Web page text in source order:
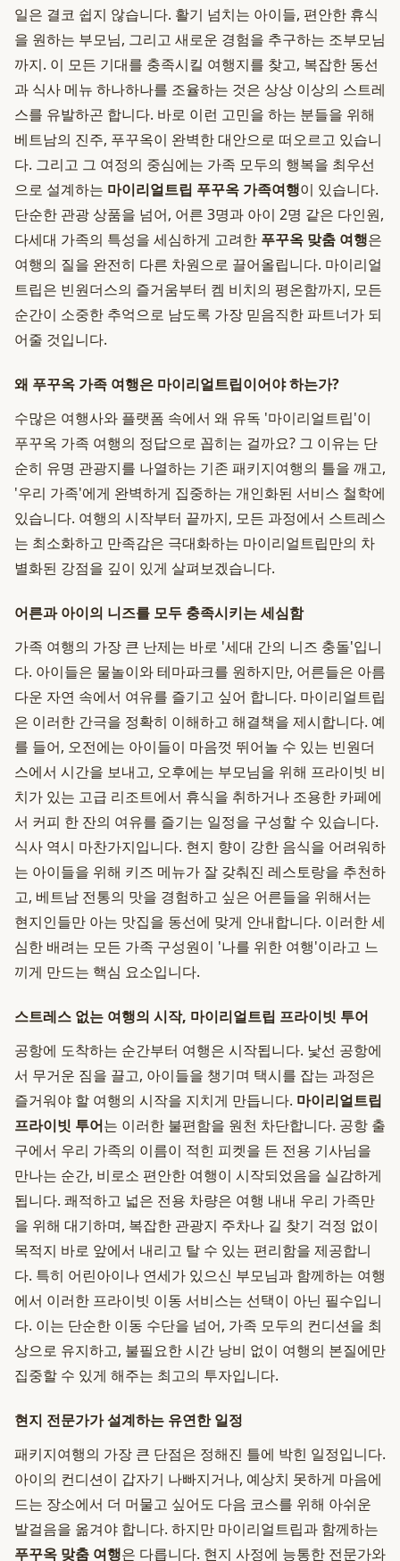
일은 결코 쉽지 않습니다. 활기 넘치는 아이들, 편안한 휴식
을 원하는 부모님, 그리고 새로운 경험을 추구하는 조부모님
까지. 이 모든 기대를 충족시킬 여행지를 찾고, 복잡한 동선
과 식사 메뉴 하나하나를 조율하는 것은 상상 이상의 스트레
스를 유발하곤 합니다. 바로 이런 고민을 하는 분들을 위해
베트남의 진주, 푸꾸옥이 완벽한 대안으로 떠오르고 있습니
다. 그리고 그 여정의 중심에는 가족 모두의 행복을 최우선
으로 설계하는 마이리얼트립 푸꾸옥 가족여행이 있습니다.
단순한 관광 상품을 넘어, 어른 3명과 아이 2명 같은 다인원,
다세대 가족의 특성을 세심하게 고려한 푸꾸옥 맞춤 여행은
여행의 질을 완전히 다른 차원으로 끌어올립니다. 마이리얼
트립은 빈원더스의 즐거움부터 켐 비치의 평온함까지, 모든
순간이 소중한 추억으로 남도록 가장 믿음직한 파트너가 되
어줄 것입니다.
왜 푸꾸옥 가족 여행은 마이리얼트립이어야 하는가?
수많은 여행사와 플랫폼 속에서 왜 유독 '마이리얼트립'이
푸꾸옥 가족 여행의 정답으로 꼽히는 걸까요? 그 이유는 단
순히 유명 관광지를 나열하는 기존 패키지여행의 틀을 깨고,
'우리 가족'에게 완벽하게 집중하는 개인화된 서비스 철학에
있습니다. 여행의 시작부터 끝까지, 모든 과정에서 스트레스
는 최소화하고 만족감은 극대화하는 마이리얼트립만의 차
별화된 강점을 깊이 있게 살펴보겠습니다.
어른과 아이의 니즈를 모두 충족시키는 세심함
가족 여행의 가장 큰 난제는 바로 '세대 간의 니즈 충돌'입니
다. 아이들은 물놀이와 테마파크를 원하지만, 어른들은 아름
다운 자연 속에서 여유를 즐기고 싶어 합니다. 마이리얼트립
은 이러한 간극을 정확히 이해하고 해결책을 제시합니다. 예
를 들어, 오전에는 아이들이 마음껏 뛰어놀 수 있는 빈원더
스에서 시간을 보내고, 오후에는 부모님을 위해 프라이빗 비
치가 있는 고급 리조트에서 휴식을 취하거나 조용한 카페에
서 커피 한 잔의 여유를 즐기는 일정을 구성할 수 있습니다.
식사 역시 마찬가지입니다. 현지 향이 강한 음식을 어려워하
는 아이들을 위해 키즈 메뉴가 잘 갖춰진 레스토랑을 추천하
고, 베트남 전통의 맛을 경험하고 싶은 어른들을 위해서는
현지인들만 아는 맛집을 동선에 맞게 안내합니다. 이러한 세
심한 배려는 모든 가족 구성원이 '나를 위한 여행'이라고 느
끼게 만드는 핵심 요소입니다.
스트레스 없는 여행의 시작, 마이리얼트립 프라이빗 투어
공항에 도착하는 순간부터 여행은 시작됩니다. 낯선 공항에
서 무거운 짐을 끌고, 아이들을 챙기며 택시를 잡는 과정은
즐거워야 할 여행의 시작을 지치게 만듭니다. 마이리얼트립
프라이빗 투어는 이러한 불편함을 원천 차단합니다. 공항 출
구에서 우리 가족의 이름이 적힌 피켓을 든 전용 기사님을
만나는 순간, 비로소 편안한 여행이 시작되었음을 실감하게
됩니다. 쾌적하고 넓은 전용 차량은 여행 내내 우리 가족만
을 위해 대기하며, 복잡한 관광지 주차나 길 찾기 걱정 없이
목적지 바로 앞에서 내리고 탈 수 있는 편리함을 제공합니
다. 특히 어린아이나 연세가 있으신 부모님과 함께하는 여행
에서 이러한 프라이빗 이동 서비스는 선택이 아닌 필수입니
다. 이는 단순한 이동 수단을 넘어, 가족 모두의 컨디션을 최
상으로 유지하고, 불필요한 시간 낭비 없이 여행의 본질에만
집중할 수 있게 해주는 최고의 투자입니다.
현지 전문가가 설계하는 유연한 일정
패키지여행의 가장 큰 단점은 정해진 틀에 박힌 일정입니다.
아이의 컨디션이 갑자기 나빠지거나, 예상치 못하게 마음에
드는 장소에서 더 머물고 싶어도 다음 코스를 위해 아쉬운
발걸음을 옮겨야 합니다. 하지만 마이리얼트립과 함께하는
푸꾸옥 맞춤 여행은 다릅니다. 현지 사정에 능통한 전문가와